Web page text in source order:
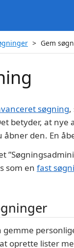
Gem
søgning,
betyder, at
åbner den. En
som en fast
gemme
oprette lister